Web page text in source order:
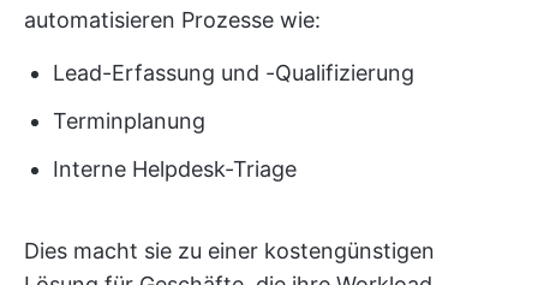
automatisieren Prozesse wie:
Lead-Erfassung und -Qualifizierung
Terminplanung
Interne Helpdesk-Triage
Dies macht sie zu einer kostengünstigen